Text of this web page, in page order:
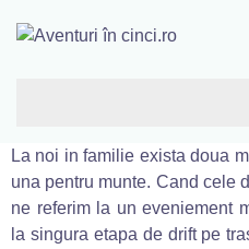
La noi in familie exista doua
una pentru munte. Cand cele
ne referim la un eveniement
la singura etapa de drift pe